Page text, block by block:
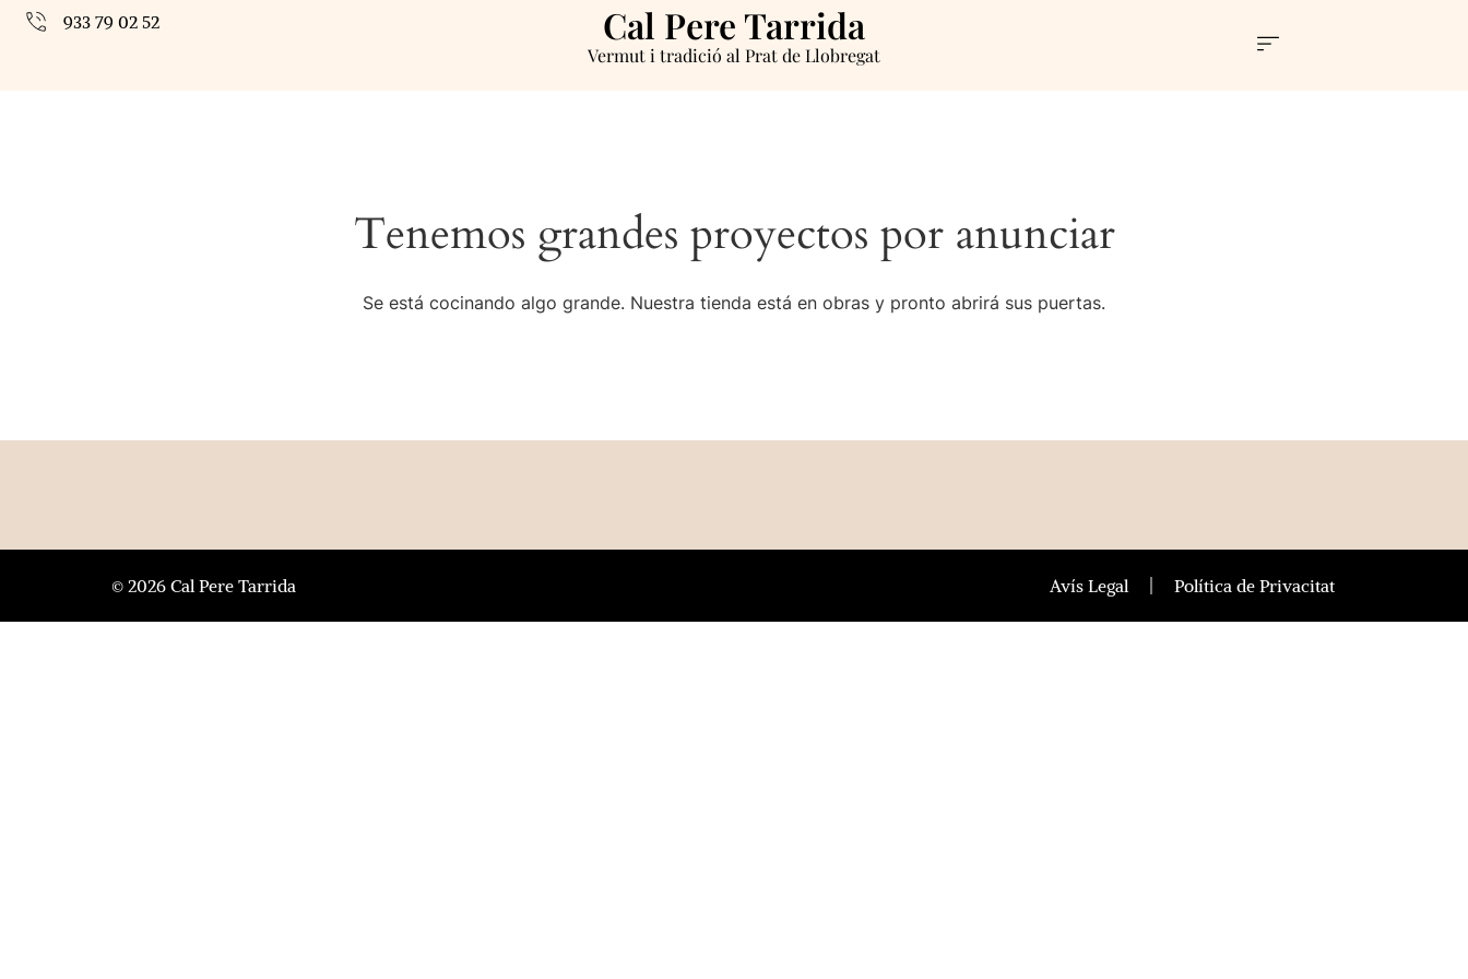
933 79 02 52 Cal Pere Tarrida
Vermut i tradició al Prat de Llobregat
Tenemos grandes proyectos por anunciar
Se está cocinando algo grande. Nuestra tienda está en obras y pronto abrirá sus puertas.
© 2026 Cal Pere Tarrida Avís Legal Política de Privacitat